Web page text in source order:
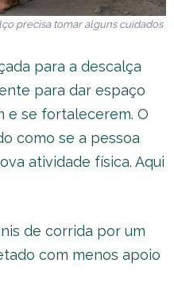
precisa tomar alguns cuidados
para a descalça
para dar espaço
e se fortalecerem. O
como se a pessoa
atividade física. Aqui
de corrida por um
com menos apoio